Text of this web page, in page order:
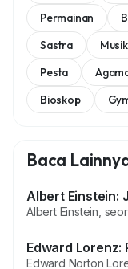
Permainan
Sastra
Musik
Pesta
Bioskop
Baca